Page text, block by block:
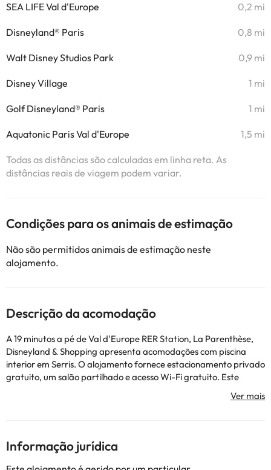
SEA LIFE Val d'Europe 0,2 mi
Disneyland® Paris 0,8 mi
Walt Disney Studios Park 0,9 mi
Disney Village 1 mi
Golf Disneyland® Paris 1 mi
Aquatonic Paris Val d'Europe 1,5 mi
Todas as distâncias são calculadas em linha reta. As
distâncias reais de viagem podem variar.
Condições para os animais de estimação
Não são permitidos animais de estimação neste
alojamento.
Descrição da acomodação
A 19 minutos a pé de Val d'Europe RER Station, La Parenthèse,
Disneyland & Shopping apresenta acomodações com piscina
interior em Serris. O alojamento fornece estacionamento privado
gratuito, um salão partilhado e acesso Wi-Fi gratuito. Este
apartamento inclui 1 quarto, kitchenette com um frigorífico e
uma máquina de lavar louça, uma televisão de ecrã plano, uma
funcionários da receção falam inglês e francês, e terão todo o
prazer em ajudar a qualquer momento do dia. La Parenthèse,
Disneyland & Shopping também disponibiliza um parque infantil
Informação jurídica